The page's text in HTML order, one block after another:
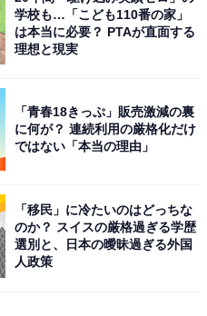
だと思う「埼玉県の道の駅」ラ
2025年調査】
学校も…「こども110番の家」
は本当に必要？ PTAが直面する
理想と現実
「青春18きっぷ」販売激減の裏
に何が？ 連続利用の厳格化だけ
ではない「本当の理由」
「移民」に冷たいのはどっちな
のか？ スイスの厳格過ぎる学歴
選別と、日本の曖昧過ぎる外国
人政策